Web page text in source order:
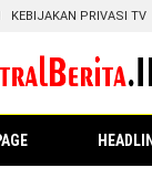
KEBIJAKAN PRIVASI TV